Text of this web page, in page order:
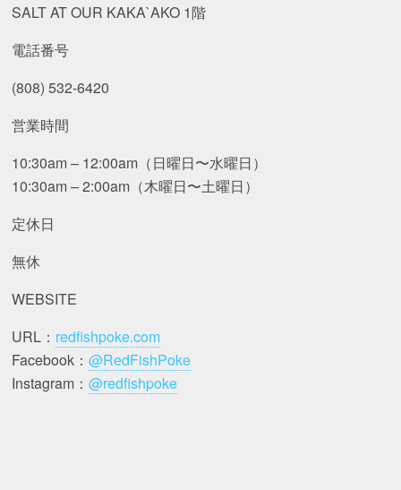
SALT AT OUR KAKA`AKO 1階
電話番号
(808) 532-6420
営業時間
10:30am – 12:00am（日曜日〜水曜日）
10:30am – 2:00am（木曜日〜土曜日）
定休日
無休
WEBSITE
URL： redfishpoke.com
Facebook：@RedFishPoke
Instagram：@redfishpoke